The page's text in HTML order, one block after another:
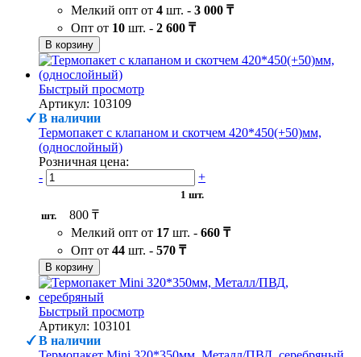
Мелкий опт от 4 шт. - 3 000 ₸
Опт от 10 шт. - 2 600 ₸
В корзину
Быстрый просмотр
Артикул: 103109
В наличии
Термопакет с клапаном и скотчем 420*450(+50)мм,
(однослойный)
Розничная цена:
-
+
1 шт.
шт.
800 ₸
Мелкий опт от 17 шт. - 660 ₸
Опт от 44 шт. - 570 ₸
В корзину
Быстрый просмотр
Артикул: 103101
В наличии